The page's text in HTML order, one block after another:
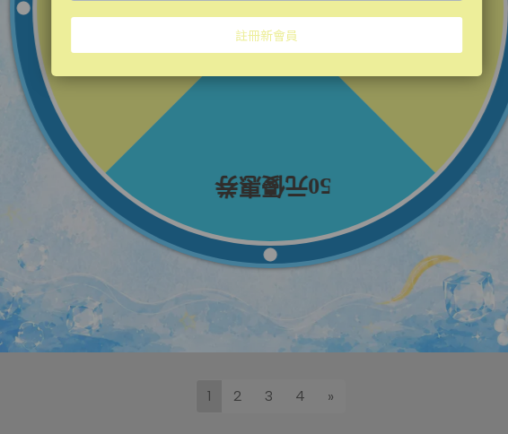
要肌
對抗紫外線x肌膚老化 除了硬防曬更
要加強軟防曬
vigorskincare | 2024-06-24
你聽過「光老化」嗎？ 所謂「光老化」是指暴
閱讀更多 ->
一
#什
閱讀
1 2 3 4 »